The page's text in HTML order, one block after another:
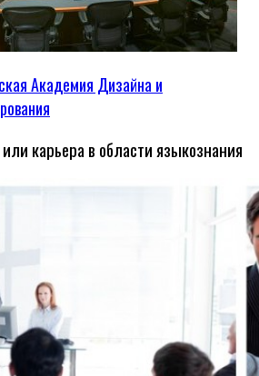
Академия Дизайна и
карьера в области языкознания